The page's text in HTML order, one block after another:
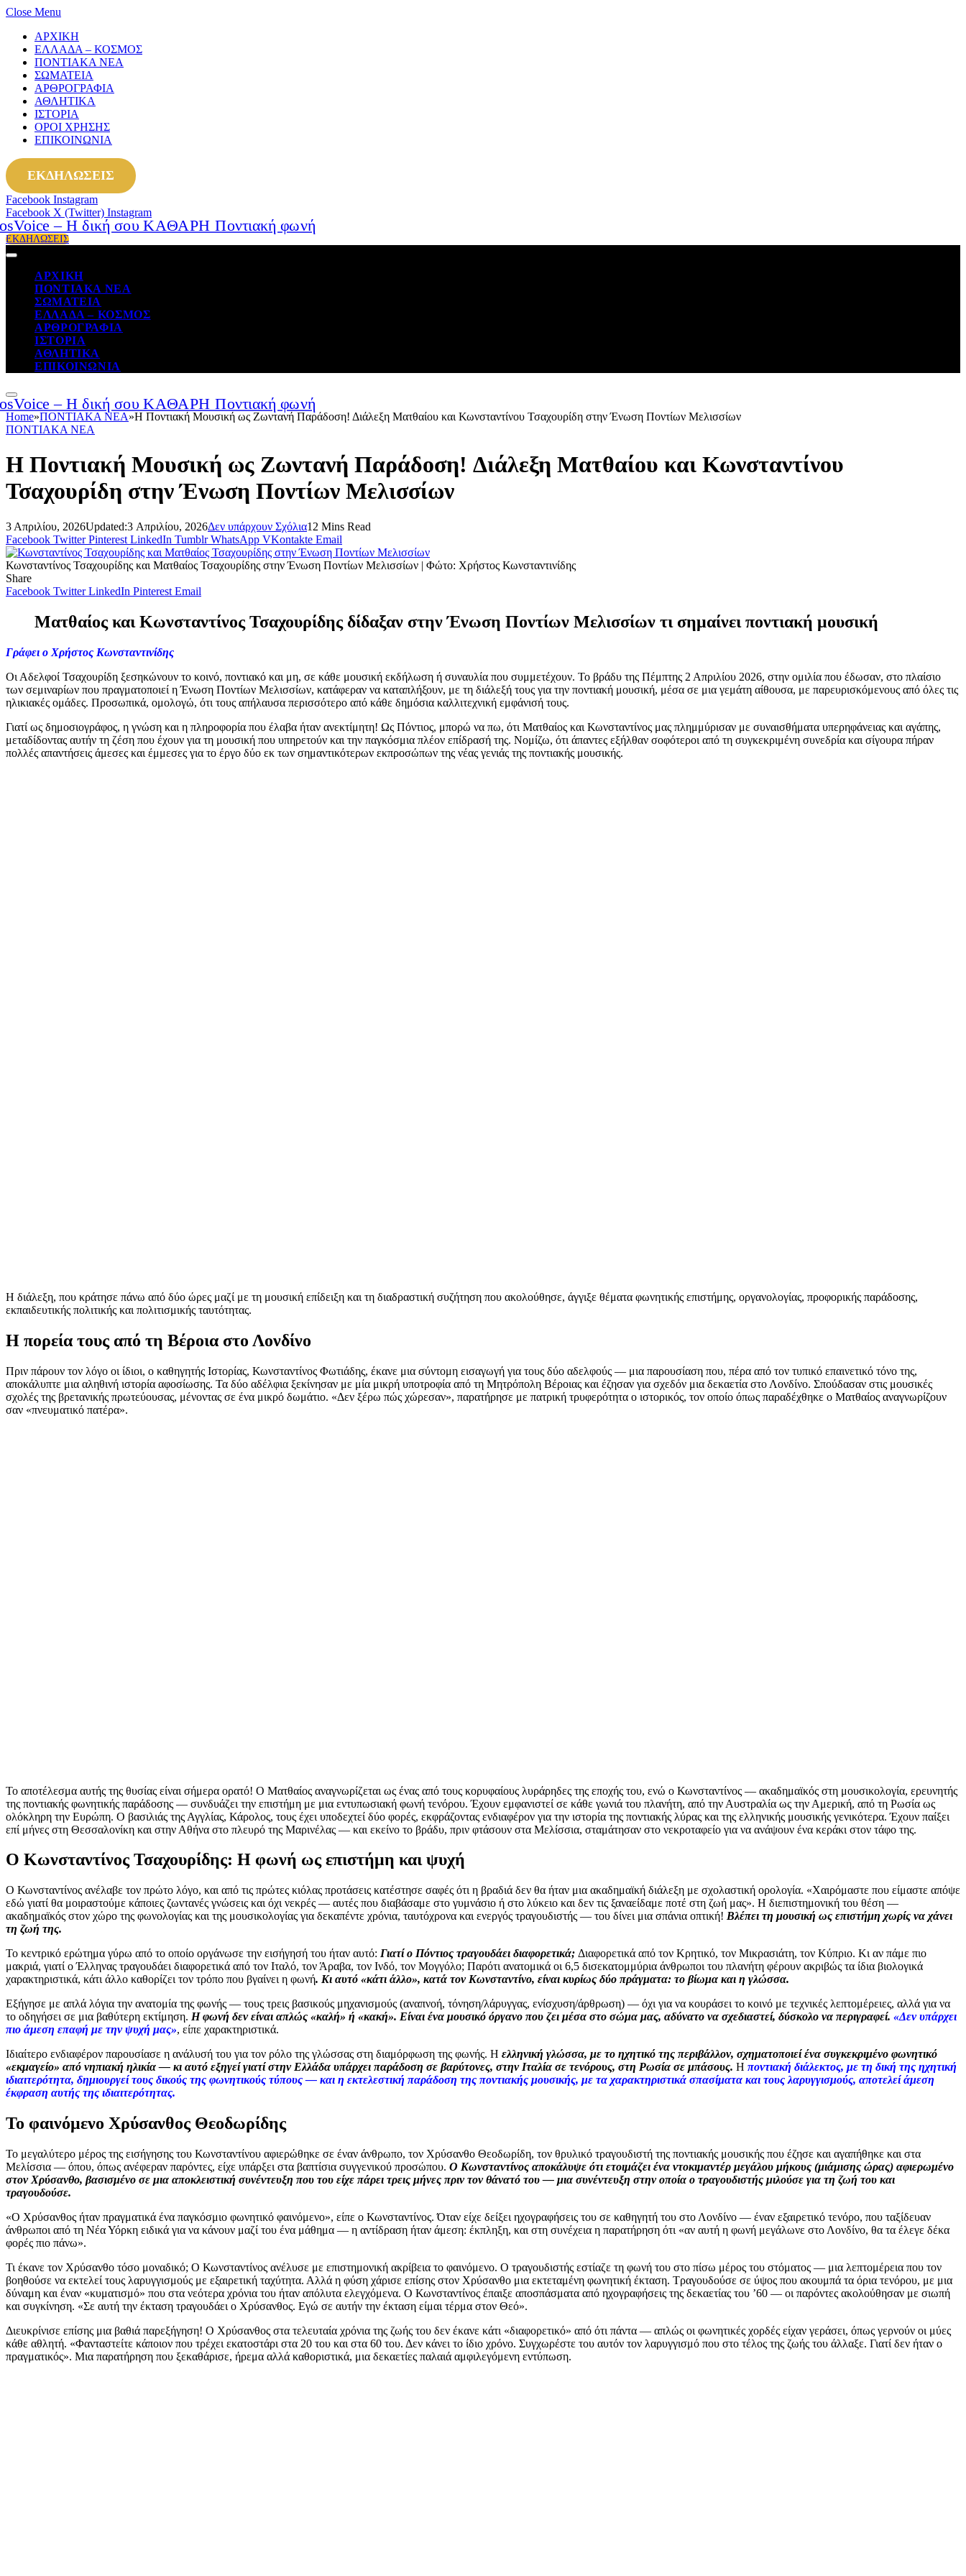
Close Menu
ΑΡΧΙΚΗ
ΕΛΛΑΔΑ – ΚΟΣΜΟΣ
ΠΟΝΤΙΑΚΑ ΝΕΑ
ΣΩΜΑΤΕΙΑ
ΑΡΘΡΟΓΡΑΦΙΑ
ΑΘΛΗΤΙΚΑ
ΙΣΤΟΡΙΑ
ΟΡΟΙ ΧΡΗΣΗΣ
ΕΠΙΚΟΙΝΩΝΙΑ
ΕΚΔΗΛΩΣΕΙΣ
Facebook Instagram
Facebook X (Twitter) Instagram
ΕΚΔΗΛΩΣΕΙΣ
ΑΡΧΙΚΗ
ΠΟΝΤΙΑΚΑ ΝΕΑ
ΣΩΜΑΤΕΙΑ
ΕΛΛΑΔΑ – ΚΟΣΜΟΣ
ΑΡΘΡΟΓΡΑΦΙΑ
ΙΣΤΟΡΙΑ
ΑΘΛΗΤΙΚΑ
ΕΠΙΚΟΙΝΩΝΙΑ
Home»ΠΟΝΤΙΑΚΑ ΝΕΑ»Η Ποντιακή Μουσική ως Ζωντανή Παράδοση! Διάλεξη Ματθαίου και Κωνσταντίνου Τσαχουρίδη στην Ένωση Ποντίων Μελισσίων
ΠΟΝΤΙΑΚΑ ΝΕΑ
Η Ποντιακή Μουσική ως Ζωντανή Παράδοση! Διάλεξη Ματθαίου και Κωνσταντίνου
Τσαχουρίδη στην Ένωση Ποντίων Μελισσίων
3 Απριλίου, 2026Updated:3 Απριλίου, 2026Δεν υπάρχουν Σχόλια12 Mins Read
Facebook Twitter Pinterest LinkedIn Tumblr WhatsApp VKontakte Email
Κωνσταντίνος Τσαχουρίδης και Ματθαίος Τσαχουρίδης στην Ένωση Ποντίων Μελισσίων | Φώτο: Χρήστος Κωνσταντινίδης
Share
Facebook Twitter LinkedIn Pinterest Email
Ματθαίος και Κωνσταντίνος Τσαχουρίδης δίδαξαν στην Ένωση Ποντίων Μελισσίων τι σημαίνει ποντιακή μουσική
Γράφει ο Χρήστος Κωνσταντινίδης
Οι Αδελφοί Τσαχουρίδη ξεσηκώνουν το κοινό, ποντιακό και μη, σε κάθε μουσική εκδήλωση ή συναυλία που συμμετέχουν. Το βράδυ της Πέμπτης 2 Απριλίου 2026, στην ομιλία που έδωσαν, στο πλαίσιο
των σεμιναρίων που πραγματοποιεί η Ένωση Ποντίων Μελισσίων, κατάφεραν να καταπλήξουν, με τη διάλεξή τους για την ποντιακή μουσική, μέσα σε μια γεμάτη αίθουσα, με παρευρισκόμενους από όλες τις
ηλικιακές ομάδες. Προσωπικά, ομολογώ, ότι τους απήλαυσα περισσότερο από κάθε δημόσια καλλιτεχνική εμφάνισή τους.
Γιατί ως δημοσιογράφος, η γνώση και η πληροφορία που έλαβα ήταν ανεκτίμητη! Ως Πόντιος, μπορώ να πω, ότι Ματθαίος και Κωνσταντίνος μας πλημμύρισαν με συναισθήματα υπερηφάνειας και αγάπης,
μεταδίδοντας αυτήν τη ζέση που έχουν για τη μουσική που υπηρετούν και την παγκόσμια πλέον επίδρασή της. Νομίζω, ότι άπαντες εξήλθαν σοφότεροι από τη συγκεκριμένη συνεδρία και σίγουρα πήραν
πολλές απαντήσεις άμεσες και έμμεσες για το έργο δύο εκ των σημαντικότερων εκπροσώπων της νέας γενιάς της ποντιακής μουσικής.
Η διάλεξη, που κράτησε πάνω από δύο ώρες μαζί με τη μουσική επίδειξη και τη διαδραστική συζήτηση που ακολούθησε, άγγιξε θέματα φωνητικής επιστήμης, οργανολογίας, προφορικής παράδοσης,
εκπαιδευτικής πολιτικής και πολιτισμικής ταυτότητας.
Η πορεία τους από τη Βέροια στο Λονδίνο
Πριν πάρουν τον λόγο οι ίδιοι, ο καθηγητής Ιστορίας, Κωνσταντίνος Φωτιάδης, έκανε μια σύντομη εισαγωγή για τους δύο αδελφούς — μια παρουσίαση που, πέρα από τον τυπικό επαινετικό τόνο της,
αποκάλυπτε μια αληθινή ιστορία αφοσίωσης. Τα δύο αδέλφια ξεκίνησαν με μία μικρή υποτροφία από τη Μητρόπολη Βέροιας και έζησαν για σχεδόν μια δεκαετία στο Λονδίνο. Σπούδασαν στις μουσικές
σχολές της βρετανικής πρωτεύουσας, μένοντας σε ένα μικρό δωμάτιο. «Δεν ξέρω πώς χώρεσαν», παρατήρησε με πατρική τρυφερότητα ο ιστορικός, τον οποίο όπως παραδέχθηκε ο Ματθαίος αναγνωρίζουν
σαν «πνευματικό πατέρα».
Το αποτέλεσμα αυτής της θυσίας είναι σήμερα ορατό! Ο Ματθαίος αναγνωρίζεται ως ένας από τους κορυφαίους λυράρηδες της εποχής του, ενώ ο Κωνσταντίνος — ακαδημαϊκός στη μουσικολογία, ερευνητής
της ποντιακής φωνητικής παράδοσης — συνδυάζει την επιστήμη με μια εντυπωσιακή φωνή τενόρου. Έχουν εμφανιστεί σε κάθε γωνιά του πλανήτη, από την Αυστραλία ως την Αμερική, από τη Ρωσία ως
ολόκληρη την Ευρώπη. Ο βασιλιάς της Αγγλίας, Κάρολος, τους έχει υποδεχτεί δύο φορές, εκφράζοντας ενδιαφέρον για την ιστορία της ποντιακής λύρας και της ελληνικής μουσικής γενικότερα. Έχουν παίξει
επί μήνες στη Θεσσαλονίκη και στην Αθήνα στο πλευρό της Μαρινέλας — και εκείνο το βράδυ, πριν φτάσουν στα Μελίσσια, σταμάτησαν στο νεκροταφείο για να ανάψουν ένα κεράκι στον τάφο της.
Ο Κωνσταντίνος Τσαχουρίδης: Η φωνή ως επιστήμη και ψυχή
Ο Κωνσταντίνος ανέλαβε τον πρώτο λόγο, και από τις πρώτες κιόλας προτάσεις κατέστησε σαφές ότι η βραδιά δεν θα ήταν μια ακαδημαϊκή διάλεξη με σχολαστική ορολογία. «Χαιρόμαστε που είμαστε απόψε
εδώ γιατί θα μοιραστούμε κάποιες ζωντανές γνώσεις και όχι νεκρές — αυτές που διαβάσαμε στο γυμνάσιο ή στο λύκειο και δεν τις ξαναείδαμε ποτέ στη ζωή μας». Η διεπιστημονική του θέση —
ακαδημαϊκός στον χώρο της φωνολογίας και της μουσικολογίας για δεκαπέντε χρόνια, ταυτόχρονα και ενεργός τραγουδιστής — του δίνει μια σπάνια οπτική! Βλέπει τη μουσική ως επιστήμη χωρίς να χάνει
τη ζωή της.
Το κεντρικό ερώτημα γύρω από το οποίο οργάνωσε την εισήγησή του ήταν αυτό: Γιατί ο Πόντιος τραγουδάει διαφορετικά; Διαφορετικά από τον Κρητικό, τον Μικρασιάτη, τον Κύπριο. Κι αν πάμε πιο
μακριά, γιατί ο Έλληνας τραγουδάει διαφορετικά από τον Ιταλό, τον Άραβα, τον Ινδό, τον Μογγόλο; Παρότι ανατομικά οι 6,5 δισεκατομμύρια άνθρωποι του πλανήτη φέρουν ακριβώς τα ίδια βιολογικά
χαρακτηριστικά, κάτι άλλο καθορίζει τον τρόπο που βγαίνει η φωνή. Κι αυτό «κάτι άλλο», κατά τον Κωνσταντίνο, είναι κυρίως δύο πράγματα: το βίωμα και η γλώσσα.
Εξήγησε με απλά λόγια την ανατομία της φωνής — τους τρεις βασικούς μηχανισμούς (αναπνοή, τόνηση/λάρυγγας, ενίσχυση/άρθρωση) — όχι για να κουράσει το κοινό με τεχνικές λεπτομέρειες, αλλά για να
το οδηγήσει σε μια βαθύτερη εκτίμηση. Η φωνή δεν είναι απλώς «καλή» ή «κακή». Είναι ένα μουσικό όργανο που ζει μέσα στο σώμα μας, αδύνατο να σχεδιαστεί, δύσκολο να περιγραφεί. «Δεν υπάρχει
πιο άμεση επαφή με την ψυχή μας», είπε χαρακτηριστικά.
Ιδιαίτερο ενδιαφέρον παρουσίασε η ανάλυσή του για τον ρόλο της γλώσσας στη διαμόρφωση της φωνής. Η ελληνική γλώσσα, με το ηχητικό της περιβάλλον, σχηματοποιεί ένα συγκεκριμένο φωνητικό
«εκμαγείο» από νηπιακή ηλικία — κι αυτό εξηγεί γιατί στην Ελλάδα υπάρχει παράδοση σε βαρύτονες, στην Ιταλία σε τενόρους, στη Ρωσία σε μπάσους. Η ποντιακή διάλεκτος, με τη δική της ηχητική
ιδιαιτερότητα, δημιουργεί τους δικούς της φωνητικούς τύπους — και η εκτελεστική παράδοση της ποντιακής μουσικής, με τα χαρακτηριστικά σπασίματα και τους λαρυγγισμούς, αποτελεί άμεση
έκφραση αυτής της ιδιαιτερότητας.
Το φαινόμενο Χρύσανθος Θεοδωρίδης
Το μεγαλύτερο μέρος της εισήγησης του Κωνσταντίνου αφιερώθηκε σε έναν άνθρωπο, τον Χρύσανθο Θεοδωρίδη, τον θρυλικό τραγουδιστή της ποντιακής μουσικής που έζησε και αγαπήθηκε και στα
Μελίσσια — όπου, όπως ανέφεραν παρόντες, είχε υπάρξει στα βαπτίσια συγγενικού προσώπου. Ο Κωνσταντίνος αποκάλυψε ότι ετοιμάζει ένα ντοκιμαντέρ μεγάλου μήκους (μιάμισης ώρας) αφιερωμένο
στον Χρύσανθο, βασισμένο σε μια αποκλειστική συνέντευξη που του είχε πάρει τρεις μήνες πριν τον θάνατό του — μια συνέντευξη στην οποία ο τραγουδιστής μιλούσε για τη ζωή του και
τραγουδούσε.
«Ο Χρύσανθος ήταν πραγματικά ένα παγκόσμιο φωνητικό φαινόμενο», είπε ο Κωνσταντίνος. Όταν είχε δείξει ηχογραφήσεις του σε καθηγητή του στο Λονδίνο — έναν εξαιρετικό τενόρο, που ταξίδευαν
άνθρωποι από τη Νέα Υόρκη ειδικά για να κάνουν μαζί του ένα μάθημα — η αντίδραση ήταν άμεση: έκπληξη, και στη συνέχεια η παρατήρηση ότι «αν αυτή η φωνή μεγάλωνε στο Λονδίνο, θα τα έλεγε δέκα
φορές πιο πάνω».
Τι έκανε τον Χρύσανθο τόσο μοναδικό; Ο Κωνσταντίνος ανέλυσε με επιστημονική ακρίβεια το φαινόμενο. Ο τραγουδιστής εστίαζε τη φωνή του στο πίσω μέρος του στόματος — μια λεπτομέρεια που τον
βοηθούσε να εκτελεί τους λαρυγγισμούς με εξαιρετική ταχύτητα. Αλλά η φύση χάρισε επίσης στον Χρύσανθο μια εκτεταμένη φωνητική έκταση. Τραγουδούσε σε ύψος που ακουμπά τα όρια τενόρου, με μια
δύναμη και έναν «κυματισμό» που στα νεότερα χρόνια του ήταν απόλυτα ελεγχόμενα. Ο Κωνσταντίνος έπαιξε αποσπάσματα από ηχογραφήσεις της δεκαετίας του ’60 — οι παρόντες ακολούθησαν με σιωπή
και συγκίνηση. «Σε αυτή την έκταση τραγουδάει ο Χρύσανθος. Εγώ σε αυτήν την έκταση είμαι τέρμα στον Θεό».
Διευκρίνισε επίσης μια βαθιά παρεξήγηση! Ο Χρύσανθος στα τελευταία χρόνια της ζωής του δεν έκανε κάτι «διαφορετικό» από ότι πάντα — απλώς οι φωνητικές χορδές είχαν γεράσει, όπως γερνούν οι μύες
κάθε αθλητή. «Φανταστείτε κάποιον που τρέχει εκατοστάρι στα 20 του και στα 60 του. Δεν κάνει το ίδιο χρόνο. Συγχωρέστε του αυτόν τον λαρυγγισμό που στο τέλος της ζωής του άλλαξε. Γιατί δεν ήταν ο
πραγματικός». Μια παρατήρηση που ξεκαθάρισε, ήρεμα αλλά καθοριστικά, μια δεκαετίες παλαιά αμφιλεγόμενη εντύπωση.